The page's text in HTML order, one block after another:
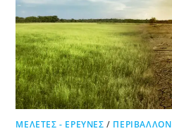
ΜΕΛΈΤΕΣ - ΈΡΕΥΝΕΣ / ΠΕΡΙΒΆΛΛΟΝ